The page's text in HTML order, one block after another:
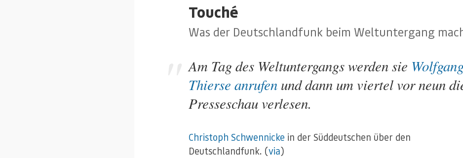
Touché
Was der Deutschlandfunk beim Weltuntergang
Am Tag des Weltuntergangs werden sie
Thierse anrufen und dann um viertel vor neun
Presseschau verlesen.
Christoph Schwennicke in der Süddeutschen über den
Deutschlandfunk. (via)